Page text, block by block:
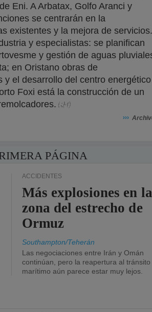
Eni. A Arbatax, Golfo Aranci y
se centrarán en la
existentes y la mejora de servicios.
y especialistas: se planifican
y gestión de aguas
en Oristano obras de
y el desarrollo del centro energético
Foxi está la construcción de un
›››
PÁGINA
ACCIDENTES
Más explosiones en la
zona del estrecho de
Ormuz
Southampton/Teherán
Las negociaciones entre Irán y Omán
continúan, pero la reapertura al tránsito
marítimo aún parece estar muy lejos.